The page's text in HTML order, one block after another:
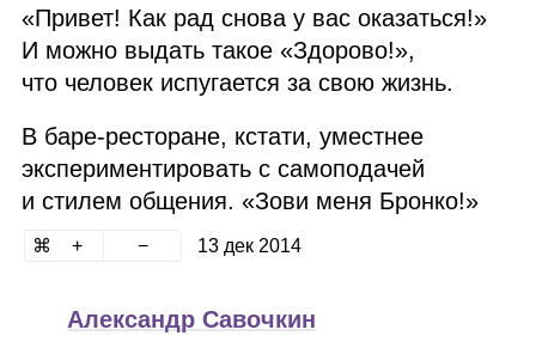
«Привет! Как рад снова у вас оказаться!»
И можно выдать такое «Здорово!»,
что человек испугается за свою жизнь.
В баре‑ресторане, кстати, уместнее
экспериментировать с самоподачей
и стилем общения. «Зови меня Бронко!»
13 дек 2014
Александр Савочкин